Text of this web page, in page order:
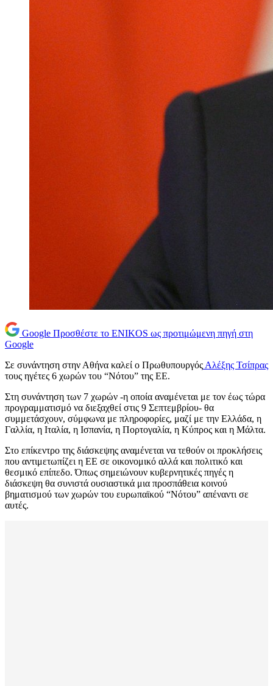
Google Προσθέστε το ENIKOS ως προτιμώμενη πηγή στη
Google
Σε συνάντηση στην Αθήνα καλεί ο Πρωθυπουργός Αλέξης Τσίπρας
τους ηγέτες 6 χωρών του “Νότου” της ΕΕ.
Στη συνάντηση των 7 χωρών -η οποία αναμένεται με τον έως τώρα
προγραμματισμό να διεξαχθεί στις 9 Σεπτεμβρίου- θα
συμμετάσχουν, σύμφωνα με πληροφορίες, μαζί με την Ελλάδα, η
Γαλλία, η Ιταλία, η Ισπανία, η Πορτογαλία, η Κύπρος και η Μάλτα.
Στο επίκεντρο της διάσκεψης αναμένεται να τεθούν οι προκλήσεις
που αντιμετωπίζει η ΕΕ σε οικονομικό αλλά και πολιτικό και
θεσμικό επίπεδο. Όπως σημειώνουν κυβερνητικές πηγές η
διάσκεψη θα συνιστά ουσιαστικά μια προσπάθεια κοινού
βηματισμού των χωρών του ευρωπαϊκού “Νότου” απέναντι σε
αυτές.